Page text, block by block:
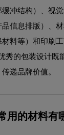
冲结构）、视
信息排版）、
料等）和印刷
秀的包装设计既
递品牌价值。
用的材料有